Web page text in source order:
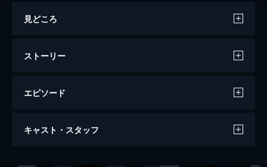
見どころ
ストーリー
エピソード
Groovy
キャスト・スタッフ